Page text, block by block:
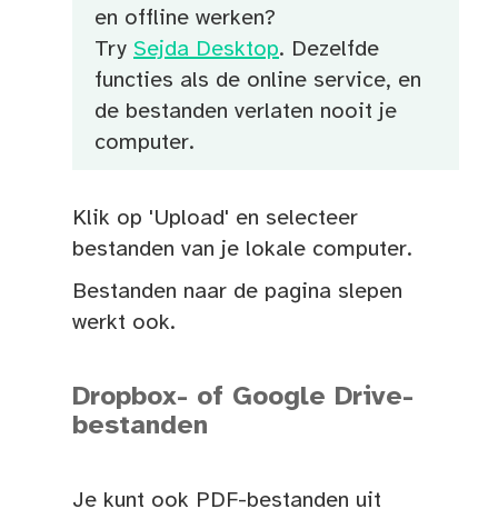
en offline werken?
Try Sejda Desktop. Dezelfde
functies als de online service, en
de bestanden verlaten nooit je
computer.
Klik op 'Upload' en selecteer
bestanden van je lokale computer.
Bestanden naar de pagina slepen
werkt ook.
Dropbox- of Google Drive-
bestanden
Je kunt ook PDF-bestanden uit